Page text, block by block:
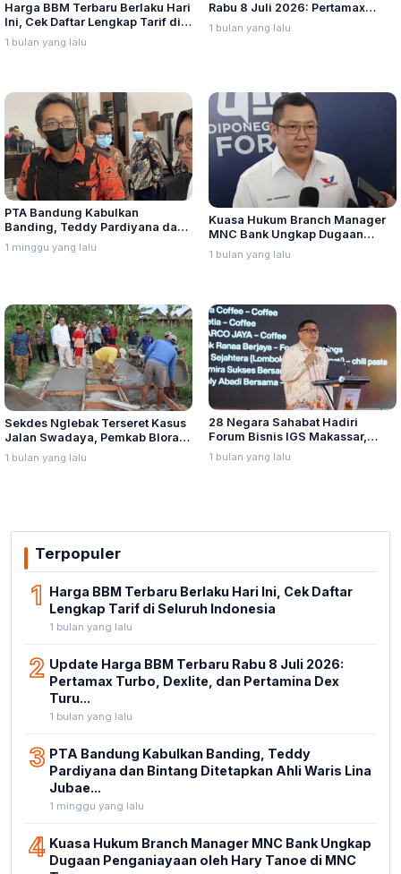
Harga BBM Terbaru Berlaku Hari
Ini, Cek Daftar Lengkap Tarif di
Seluruh Indonesia
1 bulan yang lalu
Rabu 8 Juli 2026: Pertamax
Turbo, Dexlite, dan Pertamina
Dex Turun
1 bulan yang lalu
PTA Bandung Kabulkan
Banding, Teddy Pardiyana dan
Bintang Ditetapkan Ahli Waris
Lina Jubaedah
1 minggu yang lalu
Kuasa Hukum Branch Manager
MNC Bank Ungkap Dugaan
Penganiayaan oleh Hary Tanoe
di MNC Towe
1 bulan yang lalu
Sekdes Nglebak Terseret Kasus
Jalan Swadaya, Pemkab Blora
Sebut Pendampingan Hukum
Bukan Kewenangannya
1 bulan yang lalu
28 Negara Sahabat Hadiri
Forum Bisnis IGS Makassar,
Munafri Tawarkan Investasi
Stadion Untia
1 bulan yang lalu
Terpopuler
1 Harga BBM Terbaru Berlaku Hari Ini, Cek Daftar
Lengkap Tarif di Seluruh Indonesia
1 bulan yang lalu
2 Update Harga BBM Terbaru Rabu 8 Juli 2026:
Pertamax Turbo, Dexlite, dan Pertamina Dex
Turu...
1 bulan yang lalu
3 PTA Bandung Kabulkan Banding, Teddy
Pardiyana dan Bintang Ditetapkan Ahli Waris Lina
Jubae...
1 minggu yang lalu
4 Kuasa Hukum Branch Manager MNC Bank Ungkap
Dugaan Penganiayaan oleh Hary Tanoe di MNC